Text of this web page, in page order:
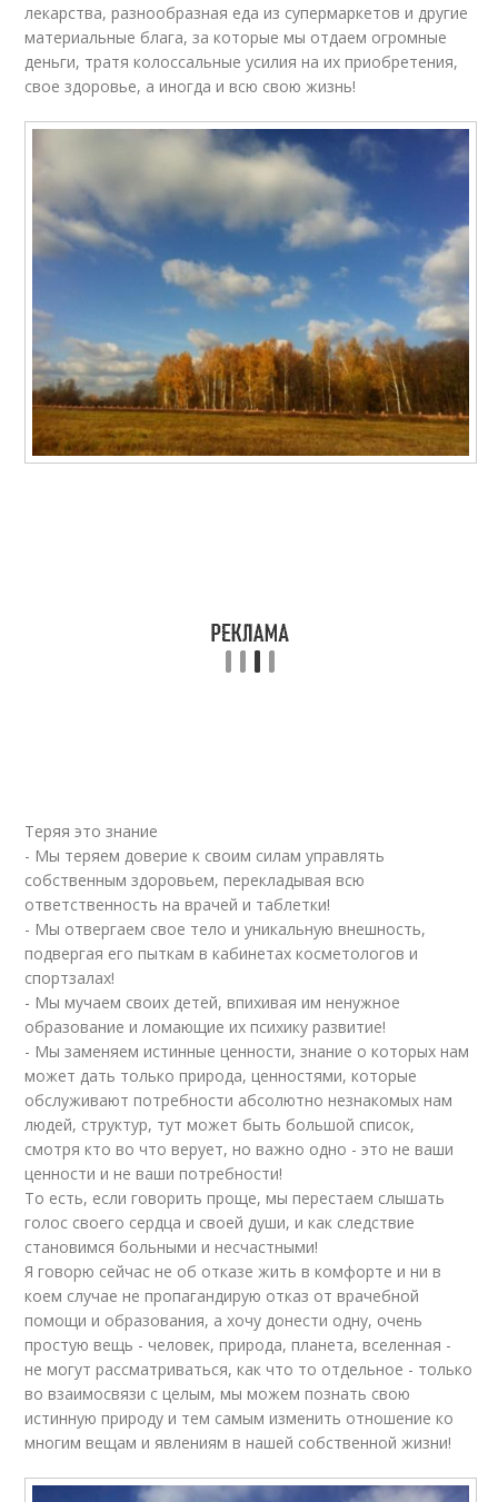
лекарства, разнообразная еда из супермаркетов и другие
материальные блага, за которые мы отдаем огромные
деньги, тратя колоссальные усилия на их приобретения,
свое здоровье, а иногда и всю свою жизнь!
Теряя это знание
- Мы теряем доверие к своим силам управлять
собственным здоровьем, перекладывая всю
ответственность на врачей и таблетки!
- Мы отвергаем свое тело и уникальную внешность,
подвергая его пыткам в кабинетах косметологов и
спортзалах!
- Мы мучаем своих детей, впихивая им ненужное
образование и ломающие их психику развитие!
- Мы заменяем истинные ценности, знание о которых нам
может дать только природа, ценностями, которые
обслуживают потребности абсолютно незнакомых нам
людей, структур, тут может быть большой список,
смотря кто во что верует, но важно одно - это не ваши
ценности и не ваши потребности!
То есть, если говорить проще, мы перестаем слышать
голос своего сердца и своей души, и как следствие
становимся больными и несчастными!
Я говорю сейчас не об отказе жить в комфорте и ни в
коем случае не пропагандирую отказ от врачебной
помощи и образования, а хочу донести одну, очень
простую вещь - человек, природа, планета, вселенная -
не могут рассматриваться, как что то отдельное - только
во взаимосвязи с целым, мы можем познать свою
истинную природу и тем самым изменить отношение ко
многим вещам и явлениям в нашей собственной жизни!